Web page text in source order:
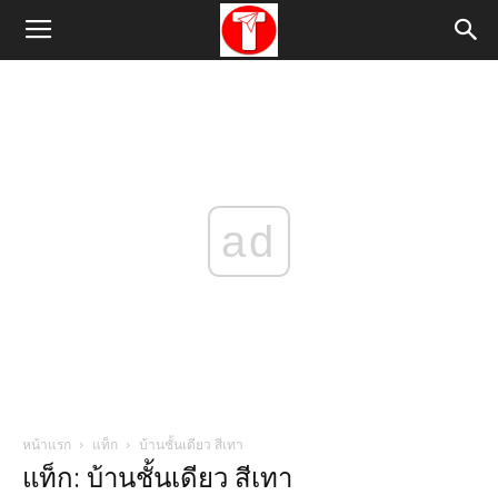
ad
หน้าแรก แท็ก บ้านชั้นเดียว สีเทา
แท็ก: บ้านชั้นเดียว สีเทา